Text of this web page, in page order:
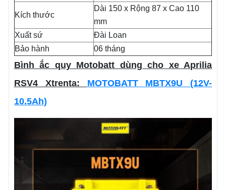
Kích thước
Dài 150 x Rộng 87 x Cao 110
mm
Xuất sứ
Đài Loan
Bảo hành
06 tháng
Bình ắc quy Motobatt dùng cho xe Aprilia
RSV4 Xtrenta: MOTOBATT MBTX9U (12V-
10.5Ah)